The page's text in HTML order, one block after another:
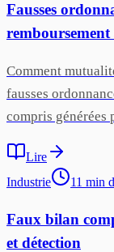
Fausses
remboursement
Comment
fausses
compris
Lire
Industrie
11 min
Faux bilan
et détection